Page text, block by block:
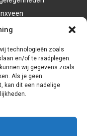
technologieën zoals
en/of te raadplegen.
wij gegevens zoals
Als je geen
kan dit een nadelige